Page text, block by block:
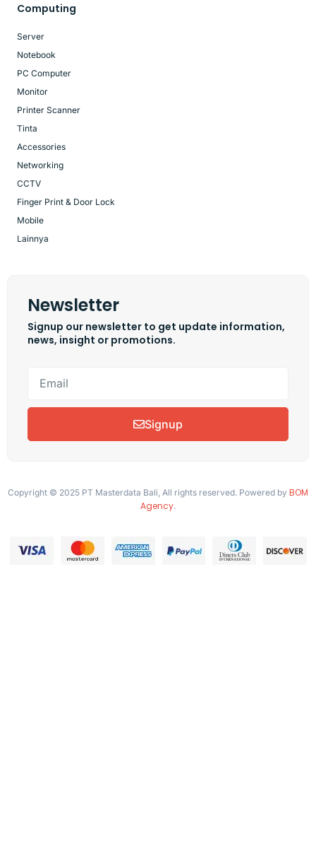
Computing
Server
Notebook
PC Computer
Monitor
Printer Scanner
Tinta
Accessories
Networking
CCTV
Finger Print & Door Lock
Mobile
Lainnya
Newsletter
Signup our newsletter to get update information,
news, insight or promotions.
Signup
Copyright © 2025 PT Masterdata Bali, All rights reserved. Powered by BOM
Agency.